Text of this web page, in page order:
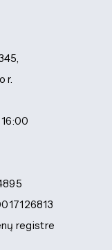
r.
registre